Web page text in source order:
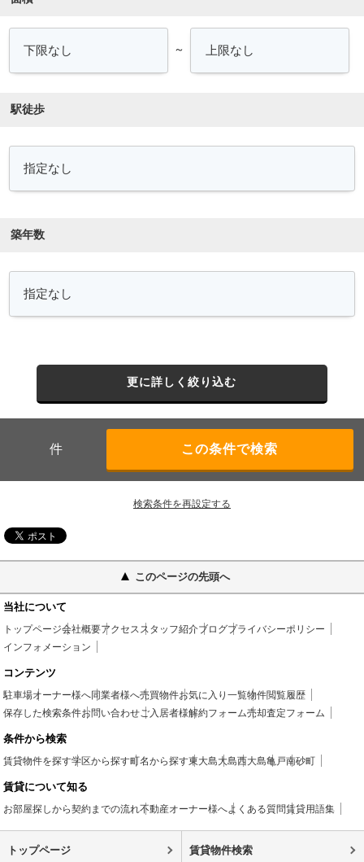
～
駅徒歩
築年数
更に詳しく絞り込む
件
検索条件を再設定する
このページの先頭へ
当社について
トップページ会社概要アクセス スタッフ紹介ブログプライバシーポリシー
インフォメーション
コンテンツ
駐車場オーナー様へ同業者様へ売買物件お気に入り一覧物件閲覧履歴
保存した検索条件お問い合わせご入居者様解約フォーム売却査定フォーム
条件から検索
賃貸物件を探す学区から探す町名から探す東大島大島西大島亀戸南砂町
賃貸について知る
お部屋探しから契約までの流れ不動産オーナー様へよくある質問賃貸用語集
トップページ 賃貸物件検索